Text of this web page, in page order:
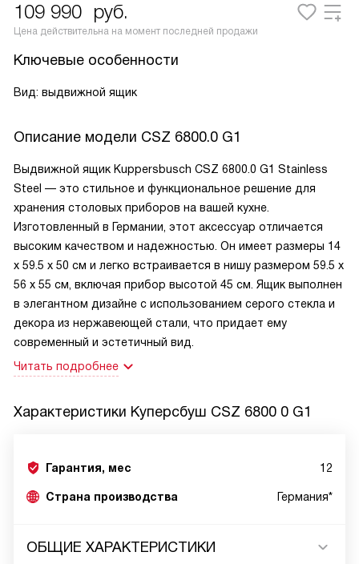
109 990 руб.
Цена действительна на момент последней продажи
Ключевые особенности
Вид: выдвижной ящик
Описание модели CSZ 6800.0 G1
Выдвижной ящик Kuppersbusch CSZ 6800.0 G1 Stainless
Steel — это стильное и функциональное решение для
хранения столовых приборов на вашей кухне.
Изготовленный в Германии, этот аксессуар отличается
высоким качеством и надежностью. Он имеет размеры 14
x 59.5 x 50 см и легко встраивается в нишу размером 59.5 x
56 x 55 см, включая прибор высотой 45 см. Ящик выполнен
в элегантном дизайне с использованием серого стекла и
декора из нержавеющей стали, что придает ему
современный и эстетичный вид.
Читать подробнее
Характеристики Куперсбуш CSZ 6800 0 G1
Гарантия, мес 12
Страна производства Германия*
ОБЩИЕ ХАРАКТЕРИСТИКИ